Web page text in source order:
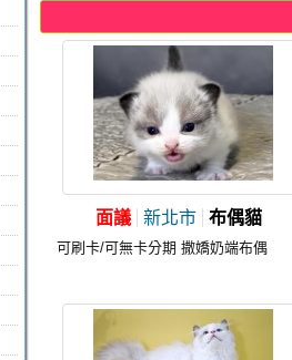
面議 新北市 布偶貓
可刷卡/可無卡分期 撒嬌奶端布偶